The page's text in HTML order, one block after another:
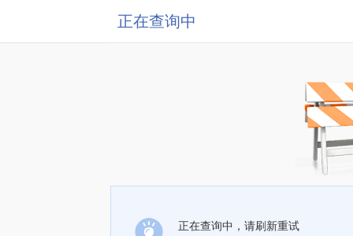
正在查询中
正在查询中，请刷新重试